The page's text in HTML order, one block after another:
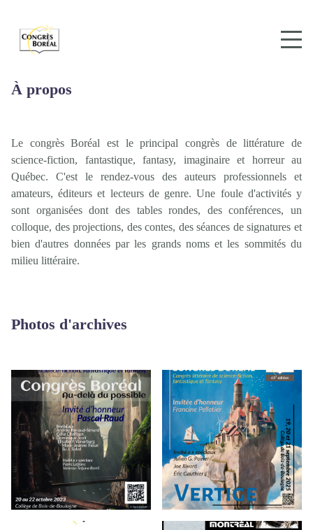
À propos
Le congrès Boréal est le principal congrès de littérature de
science-fiction, fantastique, fantasy, imaginaire et horreur au
Québec. C'est le rendez-vous des auteurs professionnels et
amateurs, éditeurs et lecteurs de genre. Une foule d'activités y
sont organisées dont des tables rondes, des conférences, un
colloque, des projections, des contes, des séances de signatures et
bien d'autres données par les grands noms et les sommités du
milieu littéraire.
Photos d'archives